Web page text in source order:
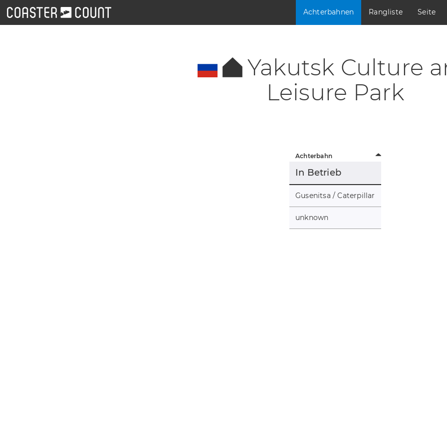
Achterbahnen Rangliste Seite
Yakutsk Culture
Leisure Park
Achterbahn
In Betrieb
Gusenitsa / Caterpillar
unknown